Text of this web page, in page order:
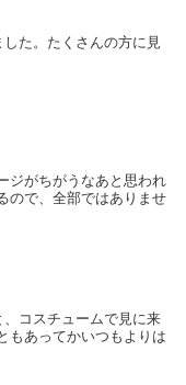
た。たくさんの方に見
ジがちがうなあと思われ
ので、全部ではありませ
、コスチュームで見に来
もあってかいつもよりは